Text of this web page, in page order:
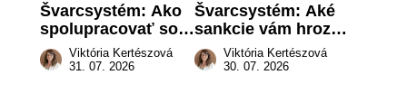
Švarcsystém: Ako
spolupracovať so
živnostníkom
legálne a bez
Viktória Kertészová
31. 07. 2026
Švarcsystém: Aké
sankcie vám hrozia
a prečo nestačí
zaplatiť pokutu?
Viktória Kertészová
30. 07. 2026